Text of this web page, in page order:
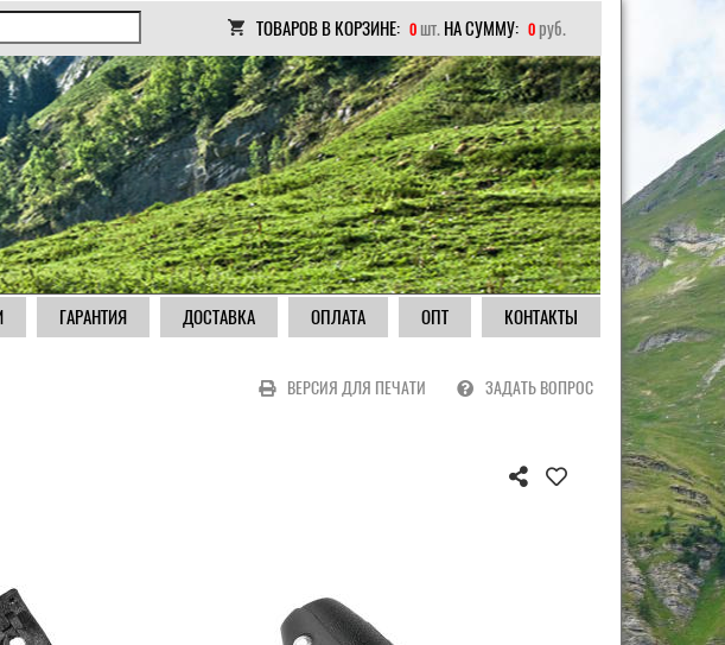
ТОВАРОВ В КОРЗИНЕ: 0 шт. НА СУММУ: 0 руб.
ГАРАНТИЯ ДОСТАВКА ОПЛАТА ОПТ КОНТАКТЫ
ВЕРСИЯ ДЛЯ ПЕЧАТИ ЗАДАТЬ ВОПРОС